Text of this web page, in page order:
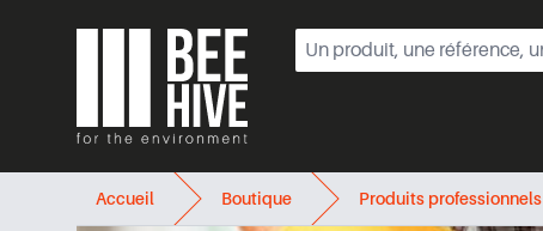
Accueil Boutique Produits professionnels